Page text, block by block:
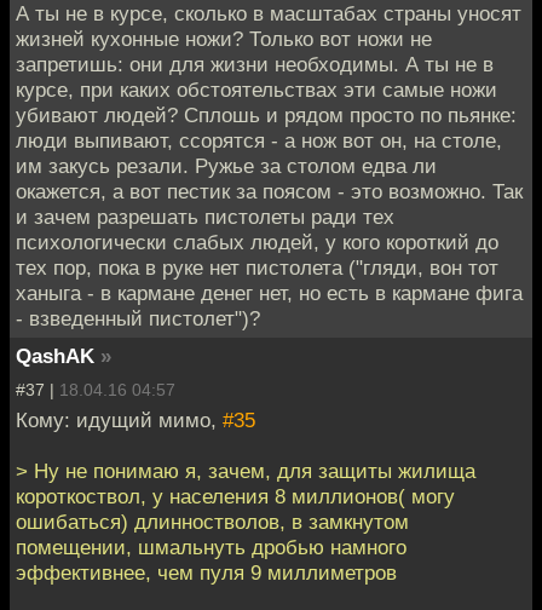
А ты не в курсе, сколько в масштабах страны уносят
жизней кухонные ножи? Только вот ножи не
запретишь: они для жизни необходимы. А ты не в
курсе, при каких обстоятельствах эти самые ножи
убивают людей? Сплошь и рядом просто по пьянке:
люди выпивают, ссорятся - а нож вот он, на столе,
им закусь резали. Ружье за столом едва ли
окажется, а вот пестик за поясом - это возможно. Так
и зачем разрешать пистолеты ради тех
психологически слабых людей, у кого короткий до
тех пор, пока в руке нет пистолета ("гляди, вон тот
ханыга - в кармане денег нет, но есть в кармане фига
- взведенный пистолет")?
QashAK »
#37 | 18.04.16 04:57
Кому: идущий мимо, #35
> Ну не понимаю я, зачем, для защиты жилища
короткоствол, у населения 8 миллионов( могу
ошибаться) длинностволов, в замкнутом
помещении, шмальнуть дробью намного
эффективнее, чем пуля 9 миллиметров